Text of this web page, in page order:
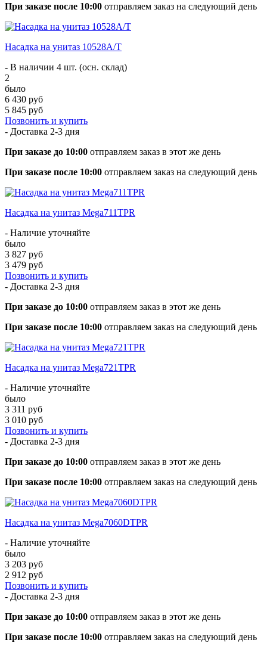
При заказе после 10:00 отправляем заказ на следующий день
Насадка на унитаз 10528А/T
- В наличии 4 шт. (осн. склад)
2
было
6 430 руб
5 845 руб
Позвонить и купить
- Доставка 2-3 дня
При заказе до 10:00 отправляем заказ в этот же день
При заказе после 10:00 отправляем заказ на следующий день
Насадка на унитаз Mega711TPR
- Наличие уточняйте
было
3 827 руб
3 479 руб
Позвонить и купить
- Доставка 2-3 дня
При заказе до 10:00 отправляем заказ в этот же день
При заказе после 10:00 отправляем заказ на следующий день
Насадка на унитаз Mega721TPR
- Наличие уточняйте
было
3 311 руб
3 010 руб
Позвонить и купить
- Доставка 2-3 дня
При заказе до 10:00 отправляем заказ в этот же день
При заказе после 10:00 отправляем заказ на следующий день
Насадка на унитаз Mega7060DTPR
- Наличие уточняйте
было
3 203 руб
2 912 руб
Позвонить и купить
- Доставка 2-3 дня
При заказе до 10:00 отправляем заказ в этот же день
При заказе после 10:00 отправляем заказ на следующий день